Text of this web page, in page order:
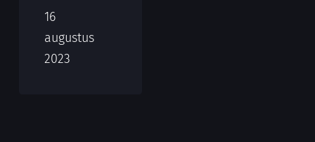
16
augustus
2023